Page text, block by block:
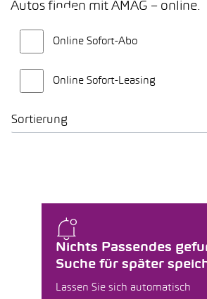
Autos finden mit AMAG – online.
Online Sofort-Abo
Online Sofort-Leasing
Sortierung
Nichts Passendes
Suche für später
Lassen Sie sich automatisch